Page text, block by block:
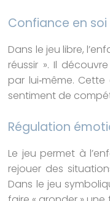
Confiance en soi
Dans le jeu libre,
réussir ». Il
par lui‑même.
sentiment de
Régulation
Le jeu permet à
rejouer des
Dans le jeu